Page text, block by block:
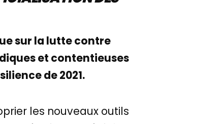
sur la lutte contre
et contentieuses
de 2021.
les nouveaux outils